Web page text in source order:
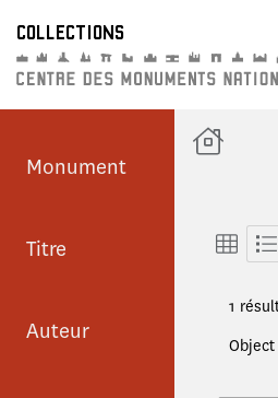
COLLECTIONS
Monument
Titre
Auteur
1